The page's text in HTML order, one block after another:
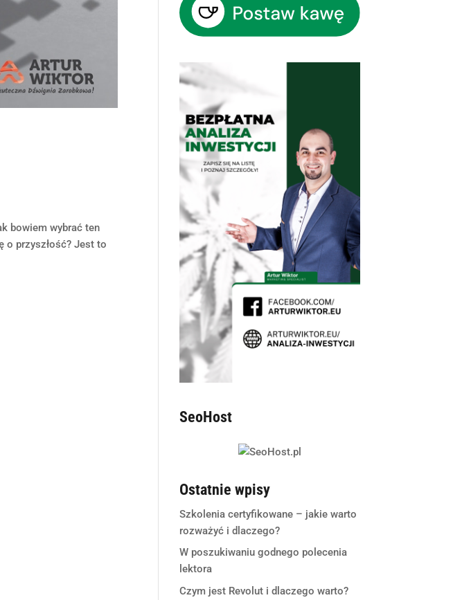
bowiem wybrać ten
o przyszłość? Jest to
SeoHost
Ostatnie wpisy
Szkolenia certyfikowane – jakie warto
rozważyć i dlaczego?
W poszukiwaniu godnego polecenia
lektora
Czym jest Revolut i dlaczego warto?